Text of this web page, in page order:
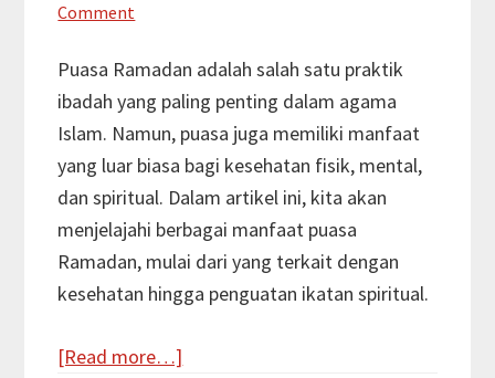
Comment
Puasa Ramadan adalah salah satu praktik
ibadah yang paling penting dalam agama
Islam. Namun, puasa juga memiliki manfaat
yang luar biasa bagi kesehatan fisik, mental,
dan spiritual. Dalam artikel ini, kita akan
menjelajahi berbagai manfaat puasa
Ramadan, mulai dari yang terkait dengan
kesehatan hingga penguatan ikatan spiritual.
[Read more…]